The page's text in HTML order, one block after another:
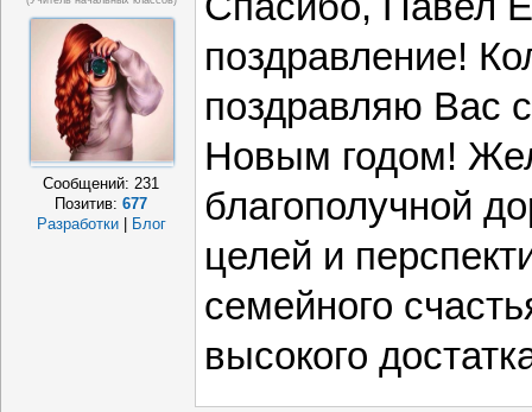
Сообщений:231
Позитив:677
Разработки
Блог
поздравление!
поздравляю Вас
Новым годом!
благополучной
целей и
семейного
высокого